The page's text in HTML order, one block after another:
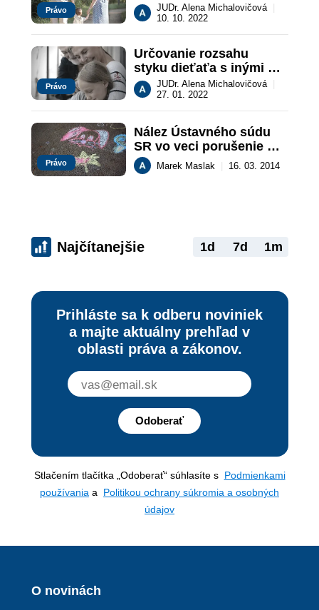
Právo JUDr. Alena Michalovičová
10. 10. 2022
Právo
Určovanie rozsahu
styku dieťaťa s inými
príbuznými
JUDr. Alena Michalovičová
27. 01. 2022
Právo
Nález Ústavného súdu
SR vo veci porušenie
práv maloletých (II. ÚS
97/2013)
Marek Maslak 16. 03. 2014
Najčítanejšie 1d 7d 1m
Prihláste sa k odberu noviniek
a majte aktuálny prehľad v
oblasti práva a zákonov.
Odoberať
Stlačením tlačítka „Odoberať“ súhlasíte s Podmienkami
používania a Politikou ochrany súkromia a osobných
údajov
O novinách